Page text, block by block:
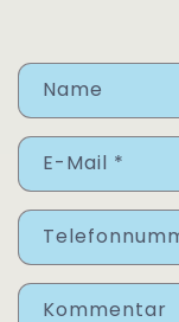
Name
E-Mail *
Kommentar